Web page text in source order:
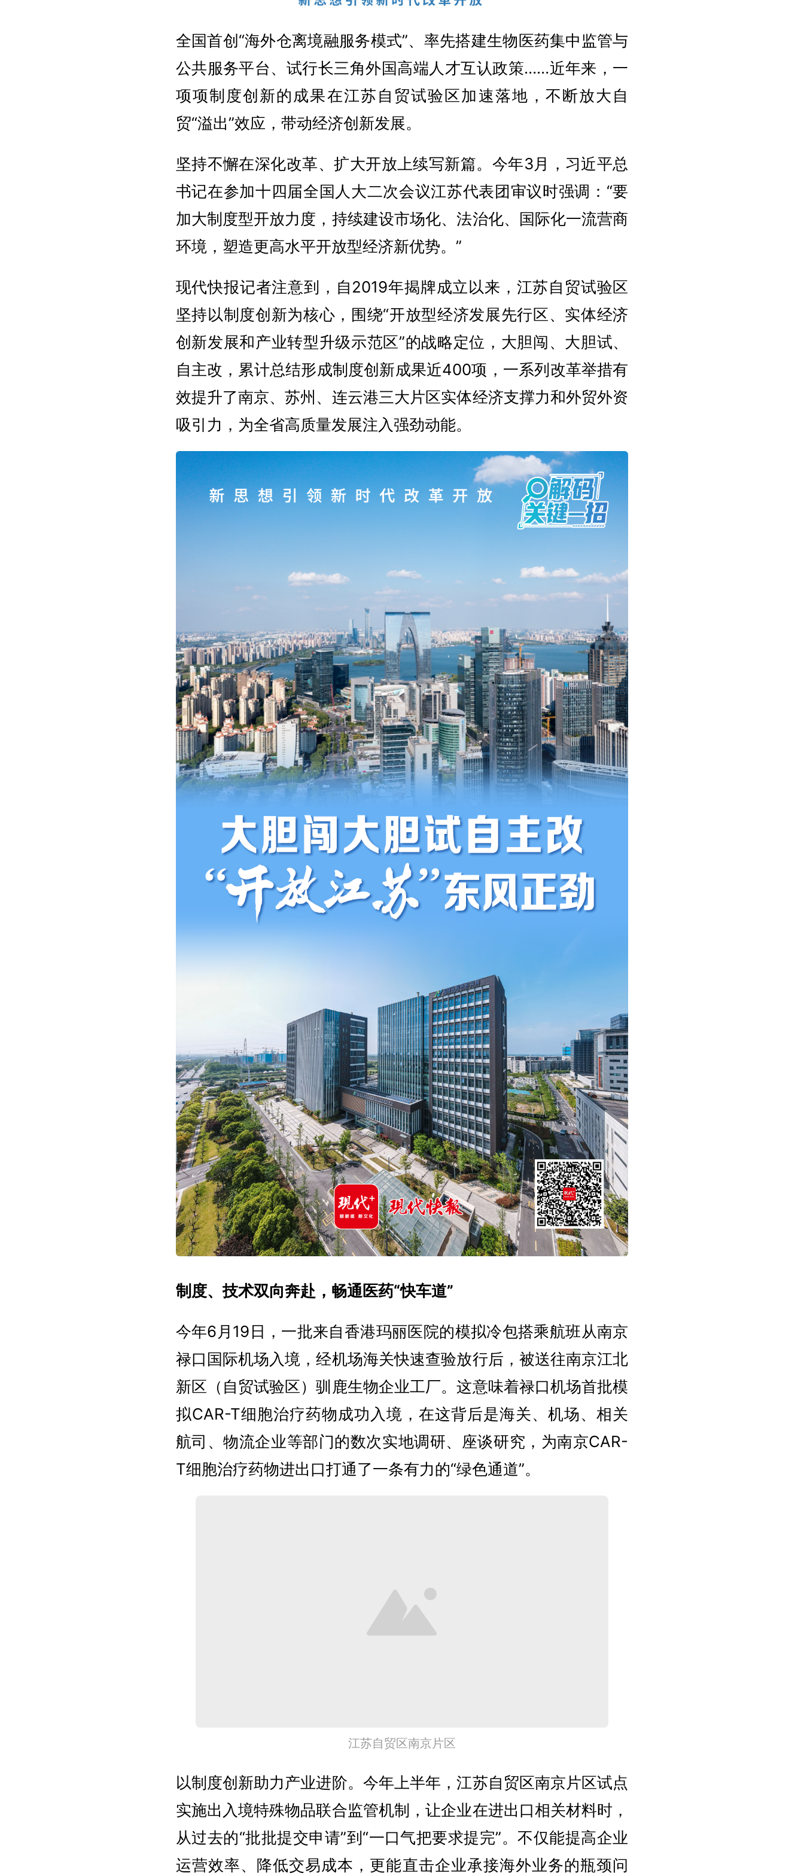
全国首创“海外仓离境融服务模式”、率先搭建生物医药集中监管与
公共服务平台、试行长三角外国高端人才互认政策……近年来，一
项项制度创新的成果在江苏自贸试验区加速落地，不断放大自
贸“溢出”效应，带动经济创新发展。
坚持不懈在深化改革、扩大开放上续写新篇。今年3月，习近平总
书记在参加十四届全国人大二次会议江苏代表团审议时强调：“要
加大制度型开放力度，持续建设市场化、法治化、国际化一流营商
环境，塑造更高水平开放型经济新优势。”
现代快报记者注意到，自2019年揭牌成立以来，江苏自贸试验区
坚持以制度创新为核心，围绕“开放型经济发展先行区、实体经济
创新发展和产业转型升级示范区”的战略定位，大胆闯、大胆试、
自主改，累计总结形成制度创新成果近400项，一系列改革举措有
效提升了南京、苏州、连云港三大片区实体经济支撑力和外贸外资
吸引力，为全省高质量发展注入强劲动能。
制度、技术双向奔赴，畅通医药“快车道”
今年6月19日，一批来自香港玛丽医院的模拟冷包搭乘航班从南京
禄口国际机场入境，经机场海关快速查验放行后，被送往南京江北
新区（自贸试验区）驯鹿生物企业工厂。这意味着禄口机场首批模
拟CAR-T细胞治疗药物成功入境，在这背后是海关、机场、相关
航司、物流企业等部门的数次实地调研、座谈研究，为南京CAR-
T细胞治疗药物进出口打通了一条有力的“绿色通道”。
江苏自贸区南京片区
以制度创新助力产业进阶。今年上半年，江苏自贸区南京片区试点
实施出入境特殊物品联合监管机制，让企业在进出口相关材料时，
从过去的“批批提交申请”到“一口气把要求提完”。不仅能提高企业
运营效率、降低交易成本，更能直击企业承接海外业务的瓶颈问